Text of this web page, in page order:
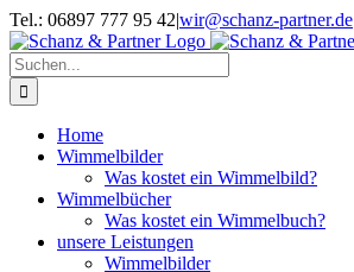
Zum
Inhalt
springen
Tel.: 06897 777 95 42|wir@schanz-partner.de
Suche
nach:
Home
Wimmelbilder
Was kostet ein Wimmelbild?
Wimmelbücher
Was kostet ein Wimmelbuch?
unsere Leistungen
Wimmelbilder